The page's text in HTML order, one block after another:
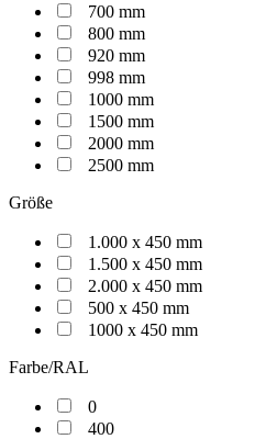
700 mm
800 mm
920 mm
998 mm
1000 mm
1500 mm
2000 mm
2500 mm
Größe
1.000 x 450 mm
1.500 x 450 mm
2.000 x 450 mm
500 x 450 mm
1000 x 450 mm
Farbe/RAL
0
400